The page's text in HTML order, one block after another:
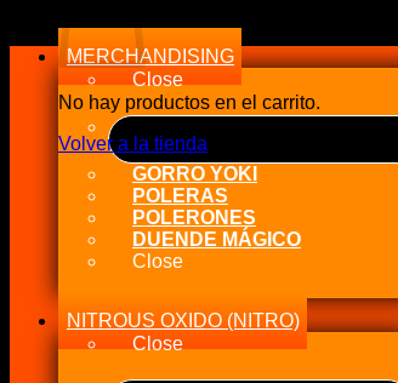
No hay productos en el carrito.
Volver a la tienda
MERCHANDISING
Close
GORRO YOKI
POLERAS
POLERONES
DUENDE MÁGICO
Close
NITROUS OXIDO (NITRO)
Close